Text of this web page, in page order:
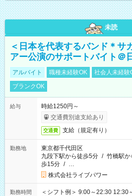
未読
＜日本を代表するバンド＊サ
アー公演のサポートバイト＠
アルバイト 職種未経験OK 社会人未経験
ブランクOK
給与
時給1250円～
交通費別途支給あり
交通費 支給（規定有り）
勤務地
東京都千代田区
九段下駅から徒歩5分 / 竹橋駅
歩15分 / …
株式会社ライブパワー
勤務時間
＜シフト例＞ 9:00～22:30